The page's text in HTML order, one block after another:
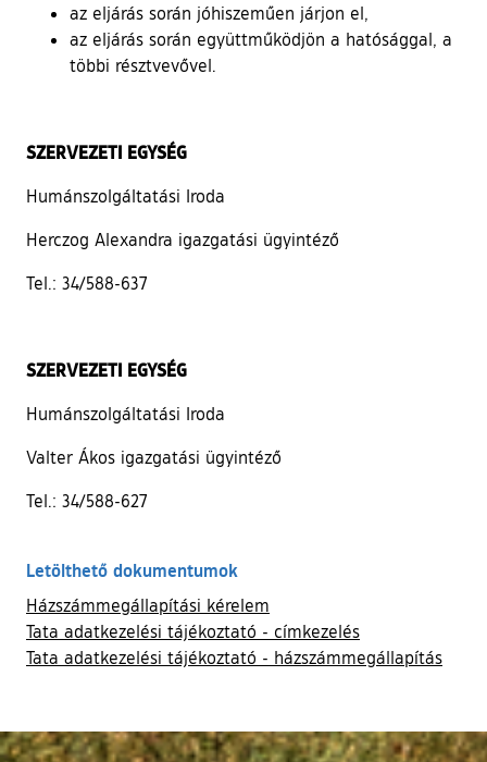
az eljárás során jóhiszeműen járjon el,
az eljárás során együttműködjön a hatósággal, a
többi résztvevővel.
SZERVEZETI EGYSÉG
Humánszolgáltatási Iroda
Herczog Alexandra igazgatási ügyintéző
Tel.: 34/588-637
SZERVEZETI EGYSÉG
Humánszolgáltatási Iroda
Valter Ákos igazgatási ügyintéző
Tel.: 34/588-627
Letölthető dokumentumok
Házszámmegállapítási kérelem
Tata adatkezelési tájékoztató - címkezelés
Tata adatkezelési tájékoztató - házszámmegállapítás